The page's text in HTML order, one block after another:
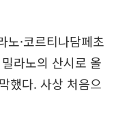
·코르티나담페초
라노의 산시로 올
했다. 사상 처음으